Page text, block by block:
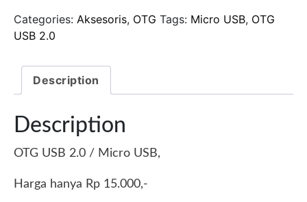
Categories: Aksesoris, OTG Tags: Micro USB, OTG
USB 2.0
Description
Description
OTG USB 2.0 / Micro USB,
Harga hanya Rp 15.000,-